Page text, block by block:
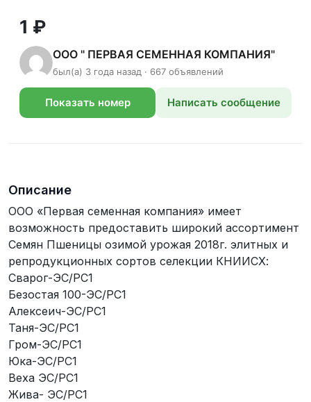
1 ₽
ООО " ПЕРВАЯ СЕМЕННАЯ КОМПАНИЯ"
был(а) 3 года назад · 667 объявлений
Показать номер Написать сообщение
Описание
ООО «Первая семенная компания» имеет
возможность предоставить широкий ассортимент
Семян Пшеницы озимой урожая 2018г. элитных и
репродукционных сортов селекции КНИИСХ:
Сварог-ЭС/РС1
Безостая 100-ЭС/РС1
Алексеич-ЭС/РС1
Таня-ЭС/РС1
Гром-ЭС/РС1
Юка-ЭС/РС1
Веха ЭС/РС1
Жива- ЭС/РС1